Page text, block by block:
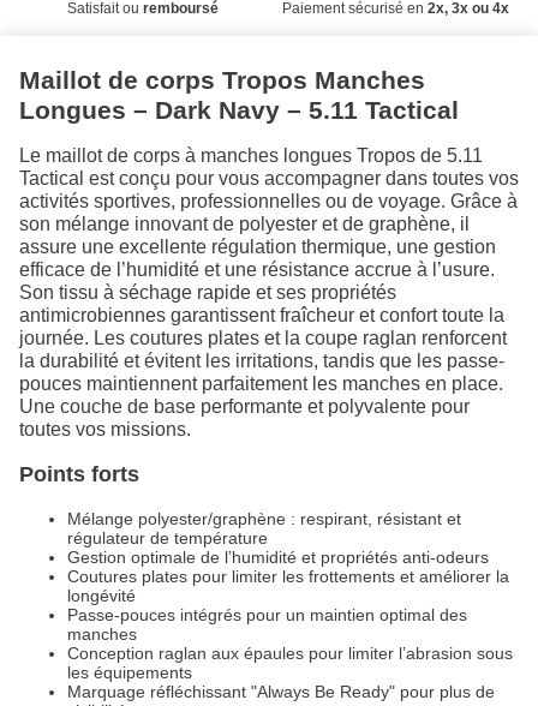
Satisfait ou remboursé Paiement sécurisé en 2x, 3x ou 4x
Maillot de corps Tropos Manches
Longues – Dark Navy – 5.11 Tactical
Le maillot de corps à manches longues Tropos de 5.11
Tactical est conçu pour vous accompagner dans toutes vos
activités sportives, professionnelles ou de voyage. Grâce à
son mélange innovant de polyester et de graphène, il
assure une excellente régulation thermique, une gestion
efficace de l’humidité et une résistance accrue à l’usure.
Son tissu à séchage rapide et ses propriétés
antimicrobiennes garantissent fraîcheur et confort toute la
journée. Les coutures plates et la coupe raglan renforcent
la durabilité et évitent les irritations, tandis que les passe-
pouces maintiennent parfaitement les manches en place.
Une couche de base performante et polyvalente pour
toutes vos missions.
Points forts
Mélange polyester/graphène : respirant, résistant et
régulateur de température
Gestion optimale de l’humidité et propriétés anti-odeurs
Coutures plates pour limiter les frottements et améliorer la
longévité
Passe-pouces intégrés pour un maintien optimal des
manches
Conception raglan aux épaules pour limiter l’abrasion sous
les équipements
Marquage réfléchissant "Always Be Ready" pour plus de